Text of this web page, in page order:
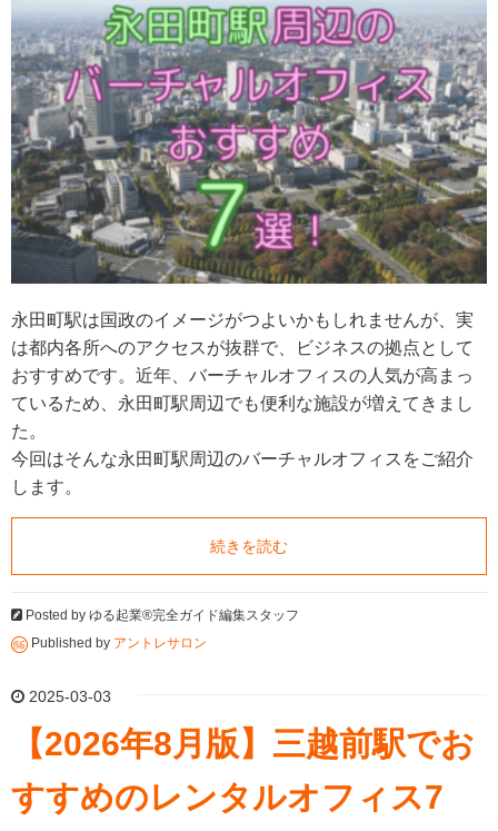
永田町駅は国政のイメージがつよいかもしれませんが、実
は都内各所へのアクセスが抜群で、ビジネスの拠点として
おすすめです。近年、バーチャルオフィスの人気が高まっ
ているため、永田町駅周辺でも便利な施設が増えてきまし
た。
今回はそんな永田町駅周辺のバーチャルオフィスをご紹介
します。
続きを読む
Posted by ゆる起業®完全ガイド編集スタッフ
Published by アントレサロン
2025-03-03
【2026年8月版】三越前駅でお
すすめのレンタルオフィス7